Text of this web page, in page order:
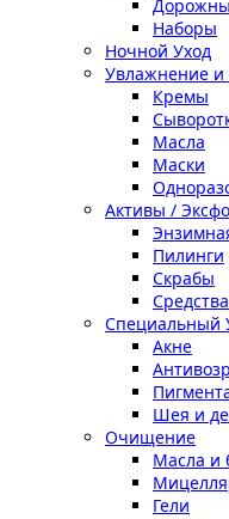
Наборы
Ночной Уход
Увлажнение и
Кремы
Масла
Маски
Активы /
Пилинги
Скрабы
Специальный
Акне
Шея и
Очищение
Масла и
Гели